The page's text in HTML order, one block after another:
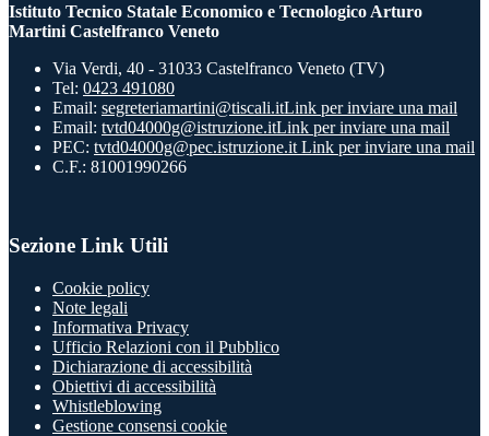
Istituto Tecnico Statale Economico e Tecnologico Arturo
Martini Castelfranco Veneto
Via Verdi, 40 - 31033 Castelfranco Veneto (TV)
Tel: 0423 491080
Email: segreteriamartini@tiscali.itLink per inviare una mail
Email: tvtd04000g@istruzione.itLink per inviare una mail
PEC: tvtd04000g@pec.istruzione.it Link per inviare una mail
C.F.: 81001990266
Sezione Link Utili
Cookie policy
Note legali
Informativa Privacy
Ufficio Relazioni con il Pubblico
Dichiarazione di accessibilità
Obiettivi di accessibilità
Whistleblowing
Gestione consensi cookie